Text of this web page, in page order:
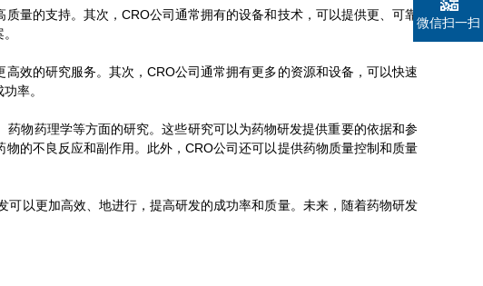
的支持。其次，CRO公司通常拥有的设备和技术，可以提供更、可靠
效的研究服务。其次，CRO公司通常拥有更多的资源和设备，可以快速
率。
物药理学等方面的研究。这些研究可以为药物研发提供重要的依据和参
的不良反应和副作用。此外，CRO公司还可以提供药物质量控制和质量
以更加高效、地进行，提高研发的成功率和质量。未来，随着药物研发
微信扫一扫